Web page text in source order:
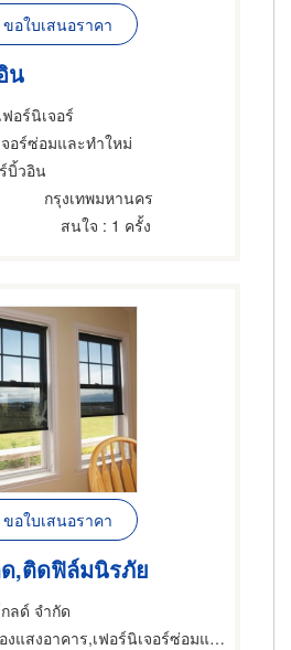
ขอใบเสนอราคา
น
อร์นิเจอร์
จอร์ซ่อมและทำใหม่
บิ้วอิน
กรุงเทพมหานคร
สนใจ : 1 ครั้ง
ขอใบเสนอราคา
,ติดฟิล์มนิรภัย
ลด์ จำกัด
งอาคาร,เฟอร์นิเจอร์ซ่อมและทำใหม่,แอร์